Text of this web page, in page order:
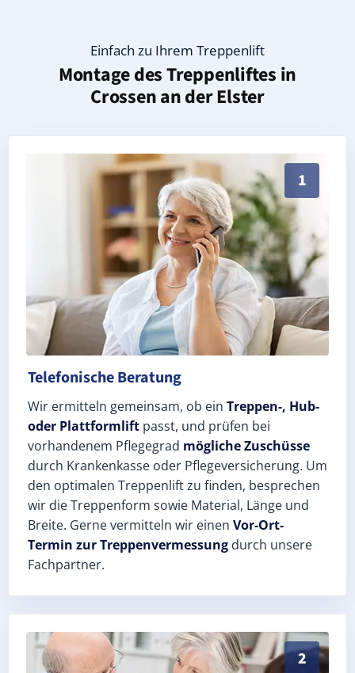
Einfach zu Ihrem Treppenlift
Montage des Treppenliftes in
Crossen an der Elster
1
Persönliche Treppenlift-Beratung in Crossen an der
Telefonische Beratung
Wir ermitteln gemeinsam, ob ein Treppen-, Hub-
oder Plattformlift passt, und prüfen bei
vorhandenem Pflegegrad mögliche Zuschüsse
durch Krankenkasse oder Pflegeversicherung. Um
den optimalen Treppenlift zu finden, besprechen
wir die Treppenform sowie Material, Länge und
Breite. Gerne vermitteln wir einen Vor-Ort-
Termin zur Treppenvermessung durch unsere
Fachpartner.
2
Exaktes Aufmaß in Crossen an der Elster (Saale-